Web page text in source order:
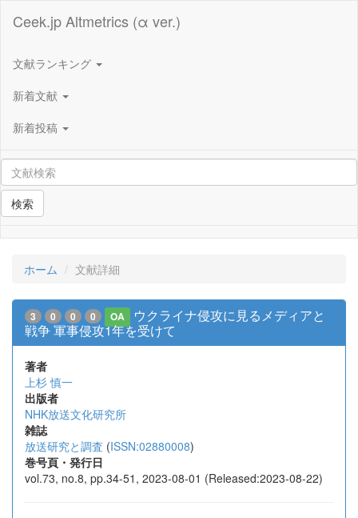
Ceek.jp Altmetrics (α ver.)
文献ランキング
新着文献
新着投稿
検索
ホーム 文献詳細
3 0 0 0 OA
ウクライナ侵攻に見るメディアと
戦争 軍事侵攻1年を受けて
著者
上杉 慎一
出版者
NHK放送文化研究所
雑誌
放送研究と調査 (ISSN:02880008)
巻号頁・発行日
vol.73, no.8, pp.34-51, 2023-08-01 (Released:2023-08-22)